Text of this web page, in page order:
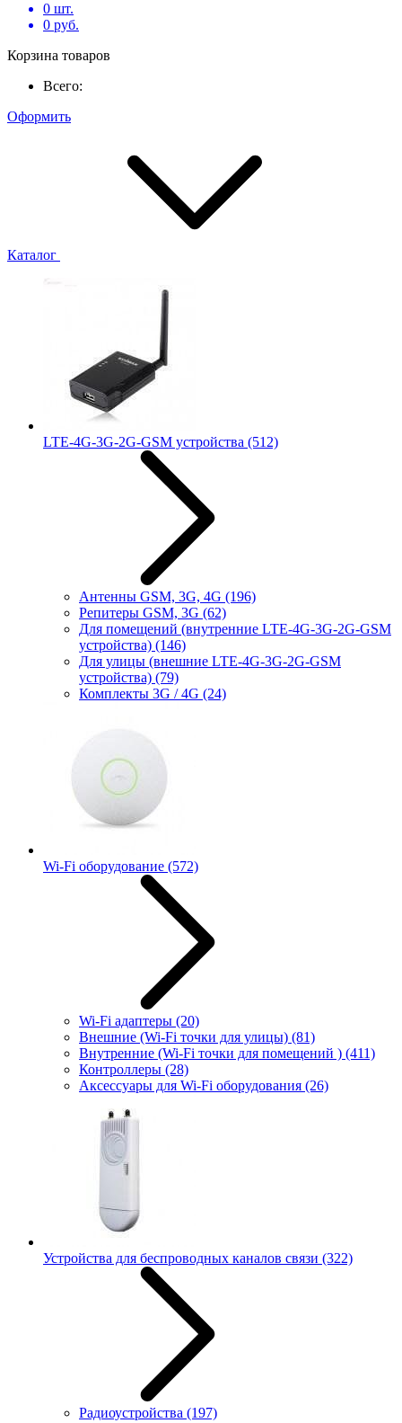
0 шт.
0 руб.
Корзина товаров
Всего:
Оформить
Каталог
LTE-4G-3G-2G-GSM устройства (512)
Антенны GSM, 3G, 4G (196)
Репитеры GSM, 3G (62)
Для помещений (внутренние LTE-4G-3G-2G-GSM
устройства) (146)
Для улицы (внешние LTE-4G-3G-2G-GSM
устройства) (79)
Комплекты 3G / 4G (24)
Wi-Fi оборудование (572)
Wi-Fi адаптеры (20)
Внешние (Wi-Fi точки для улицы) (81)
Внутренние (Wi-Fi точки для помещений ) (411)
Контроллеры (28)
Аксессуары для Wi-Fi оборудования (26)
Устройства для беспроводных каналов связи (322)
Радиоустройства (197)